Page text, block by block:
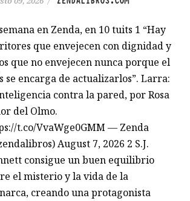
en Zenda, en 10 tuits 1 “Hay
que envejecen con dignidad y
que no envejecen nunca porque el
se encarga de actualizarlos”. Larra:
contra la pared, por Rosa
del Olmo.
t.co/VvaWge0GMM — Zenda
August 7, 2026 2 S.J.
consigue un buen equilibrio
el misterio y la vida de la
creando una protagonista